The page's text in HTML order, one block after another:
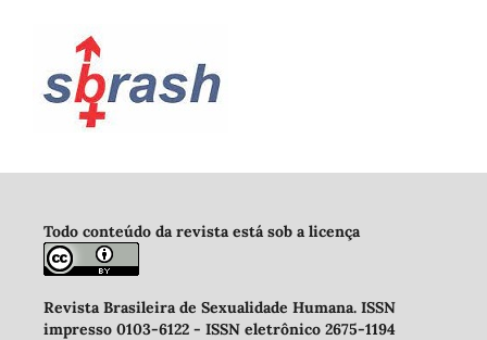
Todo conteúdo da revista está sob a licença
Revista Brasileira de Sexualidade Humana. ISSN
impresso 0103-6122 - ISSN eletrônico 2675-1194